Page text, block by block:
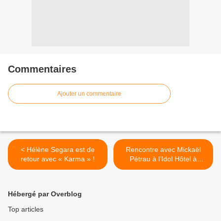
Commentaires
Ajouter un commentaire
< Hélène Segara est de
retour avec « Karma » !
Rencontre avec Mickaël
Pétrau à l’Idol Hôtel à
l’occasion de la sortie de
Hébergé par Overblog
Top articles